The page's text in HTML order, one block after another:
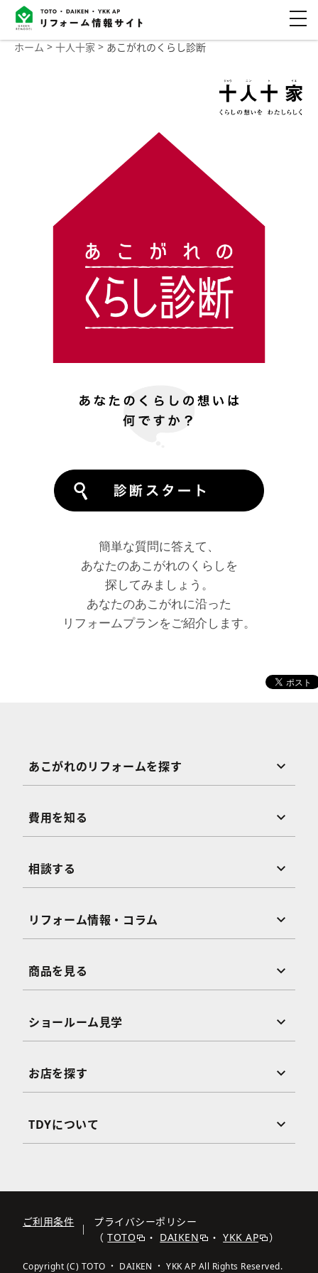
ホーム 十人十家 あこがれのくらし診断
簡単な質問に答えて、
あなたのあこがれのくらしを
探してみましょう。
あなたのあこがれに沿った
リフォームプランをご紹介します。
あこがれのリフォームを探す
費用を知る
相談する
リフォーム情報・コラム
商品を見る
ショールーム見学
お店を探す
TDYについて
ご利用条件
プライバシーポリシー
（TOTO ・ DAIKEN ・YKK AP ）
Copyright (C) TOTO ・ DAIKEN ・ YKK AP All Rights Reserved.